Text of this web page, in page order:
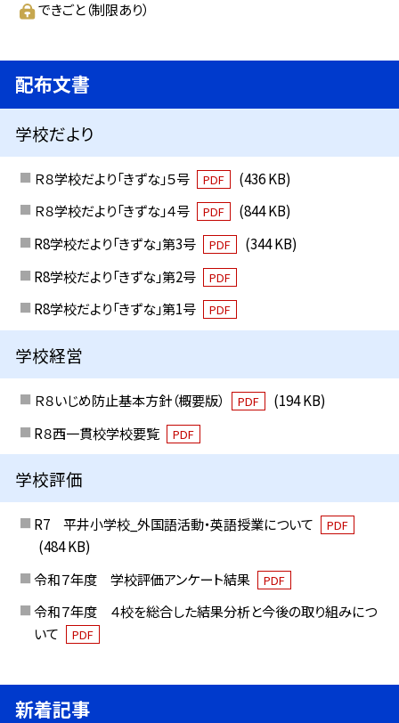
できごと（制限あり）
配布文書
学校だより
Ｒ８学校だより「きずな」５号 PDF
(436 KB)
Ｒ８学校だより「きずな」４号
PDF
(844 KB)
R8学校だより「きずな」第3号
PDF
(344 KB)
R8学校だより「きずな」第2号
PDF
R8学校だより「きずな」第1号 PDF
学校経営
Ｒ８いじめ防止基本方針（概要版） PDF
(194 KB)
R８西一貫校学校要覧
PDF
学校評価
R7 平井小学校_外国語活動・英語授業について PDF
(484 KB)
令和７年度 学校評価アンケート結果
PDF
令和７年度 ４校を総合した結果分析と今後の取り組みにつ
いて
PDF
新着記事